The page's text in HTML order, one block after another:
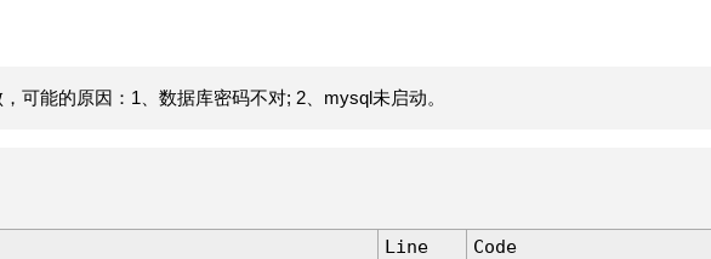
可能的原因：1、数据库密码不对; 2、mysql未启动。
Line
Code